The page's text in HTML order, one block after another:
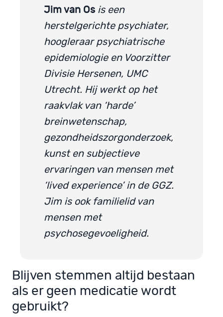
Jim van Os is een
herstelgerichte psychiater,
hoogleraar psychiatrische
epidemiologie en Voorzitter
Divisie Hersenen, UMC
Utrecht. Hij werkt op het
raakvlak van ‘harde’
breinwetenschap,
gezondheidszorgonderzoek,
kunst en subjectieve
ervaringen van mensen met
‘lived experience’ in de GGZ.
Jim is ook familielid van
mensen met
psychosegevoeligheid.
Blijven stemmen altijd bestaan
als er geen medicatie wordt
gebruikt?